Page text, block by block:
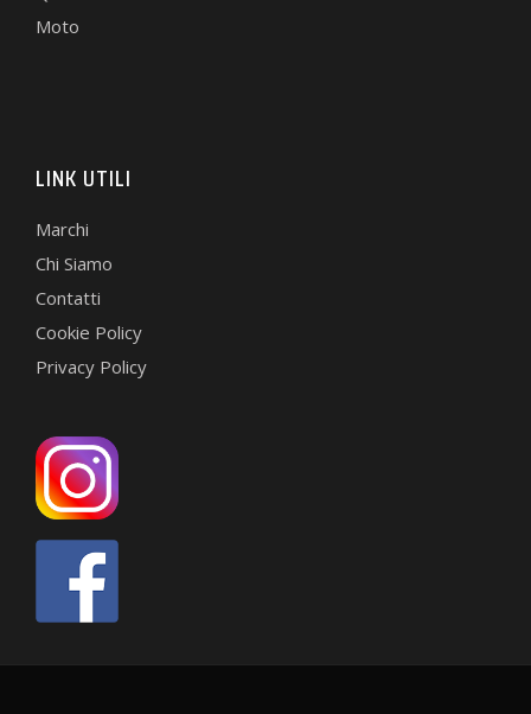
Moto
LINK UTILI
Marchi
Chi Siamo
Contatti
Cookie Policy
Privacy Policy